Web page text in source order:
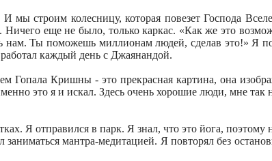
строим колесницу, которая повезет Господа
еще не было, только каркас. «Как же это
Ты поможешь миллионам людей, сделав это!» Я
каждый день с Джаянандой.
Гопала Кришны - это прекрасная картина, она
это я и искал. Здесь очень хорошие люди, мне так
Я отправился в парк. Я знал, что это йога, поэтому
мантра-медитацией. Я повторял без